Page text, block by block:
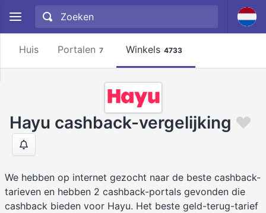
Huis Portalen 7 Winkels 4733
Hayu cashback-vergelijking
We hebben op internet gezocht naar de beste cashback-
tarieven en hebben 2 cashback-portals gevonden die
cashback bieden voor Hayu. Het beste geld-terug-tarief